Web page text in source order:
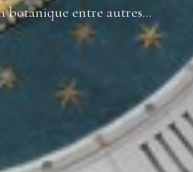
botanique entre autres...